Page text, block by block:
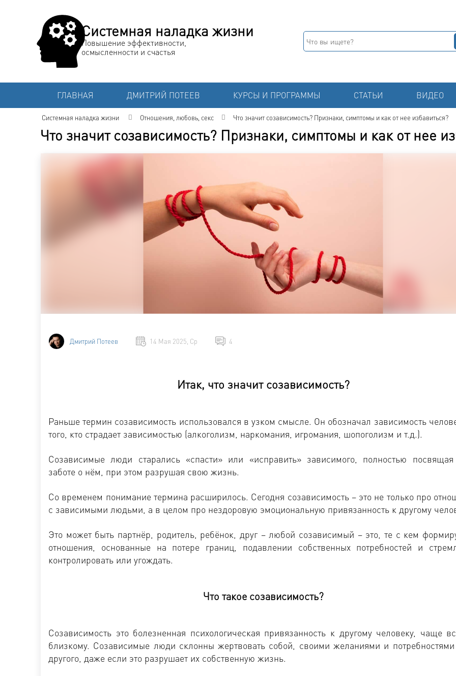
Системная наладка жизни
Повышение эффективности,
осмысленности и счастья
ГЛАВНАЯ ДМИТРИЙ ПОТЕЕВ КУРСЫ И ПРОГРАММЫ СТАТЬИ ВИДЕО
Системная наладка жизни Отношения, любовь, секс Что значит созависимость? Признаки, симптомы и как от нее избавиться?
Что значит созависимость? Признаки, симптомы и как от нее
Дмитрий Потеев 14 Мая 2025, Ср 4
Итак, что значит созависимость?
Раньше термин созависимость использовался в узком смысле. Он обозначал зависимость
того, кто страдает зависимостью (алкоголизм, наркомания, игромания, шопоголизм и т.д.).
Созависимые люди старались «спасти» или «исправить» зависимого, полностью
заботе о нём, при этом разрушая свою жизнь.
Со временем понимание термина расширилось. Сегодня созависимость – это не только про
с зависимыми людьми, а в целом про нездоровую эмоциональную привязанность к другому
Это может быть партнёр, родитель, ребёнок, друг – любой созависимый – это, те с кем
отношения, основанные на потере границ, подавлении собственных потребностей и
контролировать или угождать.
Что такое созависимость?
Созависимость это болезненная психологическая привязанность к другому человеку, чаще
близкому. Созависимые люди склонны жертвовать собой, своими желаниями и
другого, даже если это разрушает их собственную жизнь.